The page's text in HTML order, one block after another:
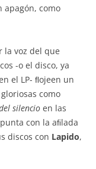
apagón, como
la voz del que
-o el disco, ya
el LP- ﬂojeen un
como
silencio en las
con la aﬁlada
discos con Lapido,